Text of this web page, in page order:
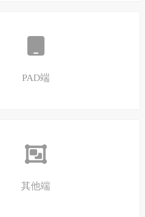
PAD端
其他端